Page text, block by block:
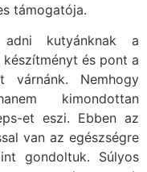
támogatója.
adni kutyánknak a
és pont a
Nemhogy
kimondottan
et eszi. Ebben az
van az egészségre
gondoltuk. Súlyos